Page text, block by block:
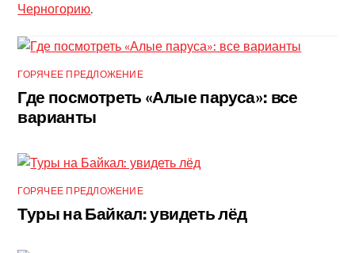
Черногорию.
ГОРЯЧЕЕ ПРЕДЛОЖЕНИЕ
Где посмотреть «Алые паруса»: все
варианты
ГОРЯЧЕЕ ПРЕДЛОЖЕНИЕ
Туры на Байкал: увидеть лёд